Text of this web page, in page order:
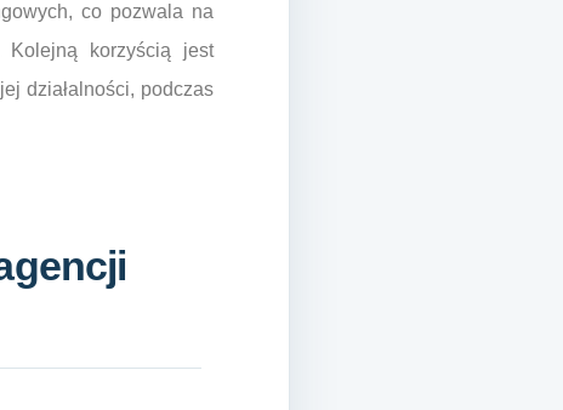
co pozwala na
Kolejną korzyścią jest
działalności, podczas